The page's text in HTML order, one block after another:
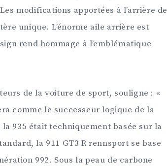
modifications apportées à l’arrière de
unique. L’énorme aile arrière est
rend hommage à l’emblématique
de la voiture de sport, souligne : «
comme le successeur logique de la
935 était techniquement basée sur la
la 911 GT3 R rennsport se base
992. Sous la peau de carbone